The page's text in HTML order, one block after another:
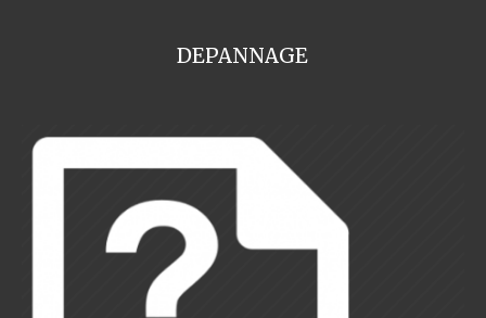
DEPANNAGE